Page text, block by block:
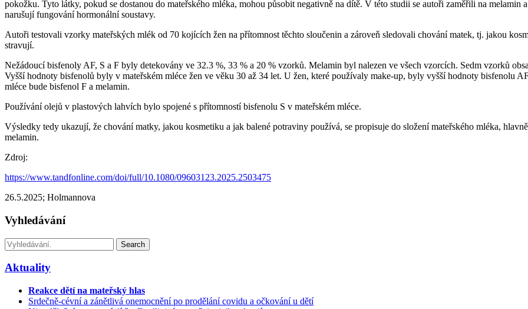
pokožku. Tyto látky, pokud se dostanou do mateřského mléka, mohou působit negativně na dítě. V této studii se autoři zaměřili na
narušují fungování hormonální soustavy.
Autoři testovali vzorky mateřských mlék od 70 kojících žen na přítomnost těchto sloučenin a zároveň sledovali chování matek, tj. jakou
stravují.
Nežádoucí bisfenoly AF, S a F byly detekovány ve 32.3 %, 33 % a 20 % vzorků. Melamin byl nalezen ve všech vzorcích. Sedm vzorků
Vyšší hodnoty bisfenolů byly v mateřském mléce žen ve věku 30 až 34 let. U žen, které používaly make-up, byly vyšší hodnoty bisfenolu
mléce bude bisfenol F a melamin.
Používání olejů v plastových lahvích bylo spojené s přítomností bisfenolu S v mateřském mléce.
Výsledky tedy ukazují, že chování matky, jakou kosmetiku a jak balené potraviny používá, se propisuje do složení mateřského mléka,
melamin.
Zdroj:
https://www.tandfonline.com/doi/full/10.1080/09603123.2025.2503475
26.5.2025; Holmannova
Vyhledávání
Search
Aktuality
Reakce dětí na mateřský hlas
Srdečně-cévní a zánětlivá onemocnění po prodělání covidu a očkování u dětí